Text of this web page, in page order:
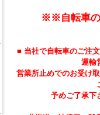
※※自転車
■ 当社で自転車のご注
運輸
営業所止めでのお受け
予めご了承下